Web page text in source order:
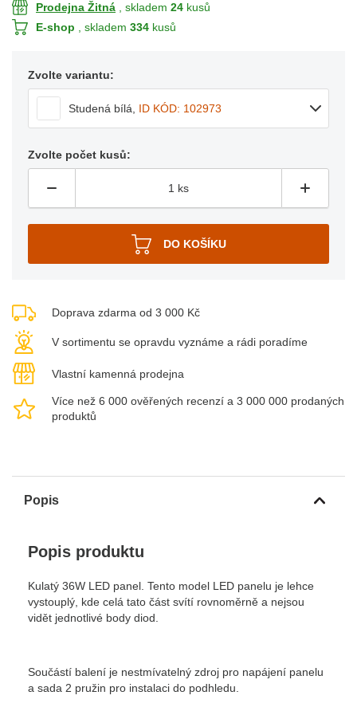
Prodejna Žitná , skladem 24 kusů
E-shop , skladem 334 kusů
Zvolte variantu:
Studená bílá, ID KÓD: 102973
Zvolte počet kusů:
Doprava zdarma od 3 000 Kč
V sortimentu se opravdu vyznáme a rádi poradíme
Vlastní kamenná prodejna
Více než 6 000 ověřených recenzí a 3 000 000 prodaných
produktů
Popis
Popis produktu
Kulatý 36W LED panel. Tento model LED panelu je lehce
vystouplý, kde celá tato část svítí rovnoměrně a nejsou
vidět jednotlivé body diod.
Součástí balení je nestmívatelný zdroj pro napájení panelu
a sada 2 pružin pro instalaci do podhledu.